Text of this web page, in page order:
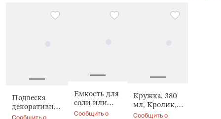
Подвеска
декоративная,
5 см, Rabbit
Емкость для
соли или
перца, 9 см,
Сообщить о
Кружка, 380
мл, Кролик,
Rabbit gold
Сообщить о